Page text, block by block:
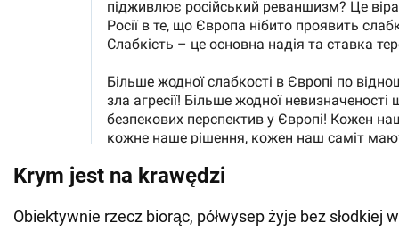
Krym jest na krawędzi
Obiektywnie rzecz biorąc, półwysep żyje bez słodkiej